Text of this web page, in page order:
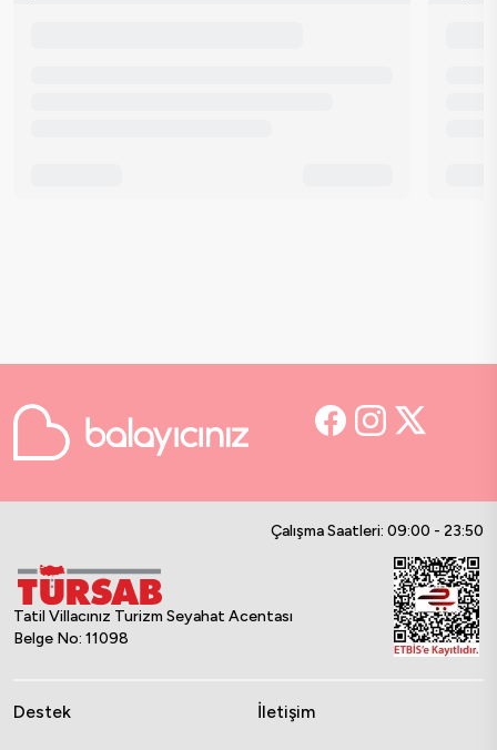
Çalışma Saatleri: 09:00 - 23:50
Tatil Villacınız Turizm Seyahat Acentası
Belge No: 11098
Destek İletişim